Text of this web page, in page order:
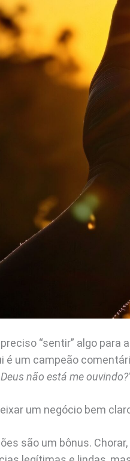
“sentir” algo para
é um campeão
não está me
um negócio bem
são um bônus.